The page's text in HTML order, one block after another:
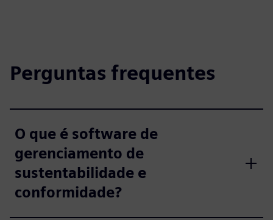
Perguntas frequentes
O que é software de
gerenciamento de
sustentabilidade e
conformidade?